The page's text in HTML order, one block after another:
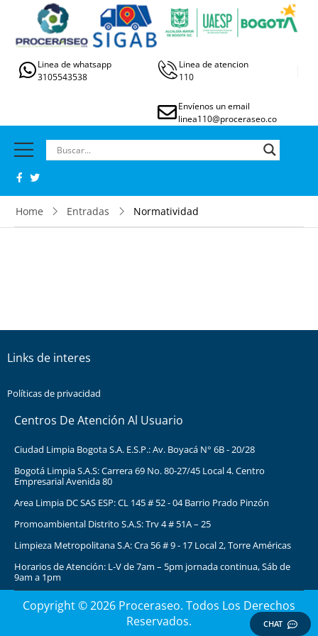
Linea de whatsapp
3105543538
Linea de atencion
110
Envíenos un email
linea110@proceraseo.co
Home Entradas Normatividad
Links de interes
Políticas de privacidad
Centros De Atención Al Usuario
Ciudad Limpia Bogota S.A. E.S.P.: Av. Boyacá N° 6B - 20/28
Bogotá Limpia S.A.S: Carrera 69 No. 80-27/45 Local 4. Centro
Empresarial Avenida 80
Area Limpia DC SAS ESP: CL 145 # 52 - 04 Barrio Prado Pinzón
Promoambiental Distrito S.A.S: Trv 4 # 51A – 25
Limpieza Metropolitana S.A: Cra 56 # 9 - 17 Local 2, Torre Américas
Horarios de Atención: L-V de 7am – 5pm jornada continua, Sáb de
9am a 1pm
Copyright © 2026 Proceraseo. Todos Los Derechos
Reservados.
CHAT